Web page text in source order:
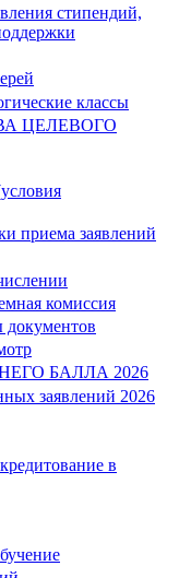
стипендий,
классы
ЦЕЛЕВОГО
приема заявлений
комиссия
документов
БАЛЛА 2026
заявлений 2026
в